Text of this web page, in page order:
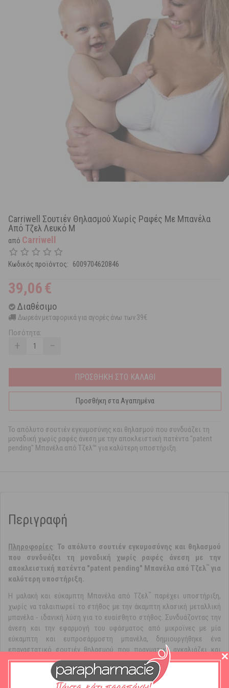
Carriwell Σουτιέν Θηλασμού Χωρίς Ραφές Με Μπανέλα
Από Τζελ Λευκό M
από Carriwell
Κωδικός προϊόντος: 6009704620846
39,06€
Διαθέσιμο
Δωρεάν μεταφορικά για αγορές άνω των 39€
Ποσότητα:
+ −
ΠΡΟΣΘΗΚΗ ΣΤΟ ΚΑΛΑΘΙ
Προσθήκη στα Αγαπημένα
Το απόλυτο σουτιέν εγκυμοσύνης και θηλασμού που συνδυάζει τη
μοναδική χωρίς ραφές άνεση με την αποκλειστική πατέντα "patent
pending" Μπανέλα από Τζελ™ για καλύτερη υποστήριξη.
Περιγραφή
Πληροφορίες: Το απόλυτο σουτιέν εγκυμοσύνης και θηλασμού
που συνδυάζει τη μοναδική χωρίς ραφές άνεση με την
αποκλειστική πατέντα "patent pending" Μπανέλα από Τζελ™ για
καλύτερη υποστήριξη.
Η μαλακή και εύκαμπτη Μπανέλα από Τζελ™
παρέχει υποστήριξη,
χωρίς να ταλαιπωρεί το στήθος με την άκαμπτη κλασική μεταλλική
μπανέλα - ιδανική λύση για το ευαίσθητο στήθος. Συνδυάζοντας την
άνεση και την εφαρμογή του υφάσματος από μικροϊνες με μία
εύκαμπτη και ευπροσάρμοστη μπανέλα, δημιουργήθηκε ένα
επαναστατικό σουτιέν θηλασμού που πραγματικά αγκαλιάζει και
υποστηρίζει το ΔΙΚΟ σας μοναδικό σχήμα! Χωρίς ραφές άνεση και +
απαλή Μπανέλα από Τζελ™ ανασηκώνει και υποστηρίζει:
Απαλό ύφασμα από μικροϊνες που αναπνέει.